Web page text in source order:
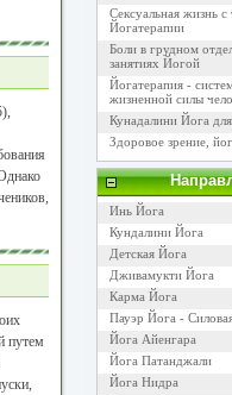
путем
Сексуальная жизнь с
Йогатерапии
Боли в грудном
занятиях Йогой
Йогатерапия -
жизненной силы
Кунадалини Йога
Здоровое зрение,
Инь Йога
Кундалини Йога
Детская Йога
Дживамукти Йога
Карма Йога
Пауэр Йога -
Йога Айенгара
Йога Патанджали
Йога Нидра